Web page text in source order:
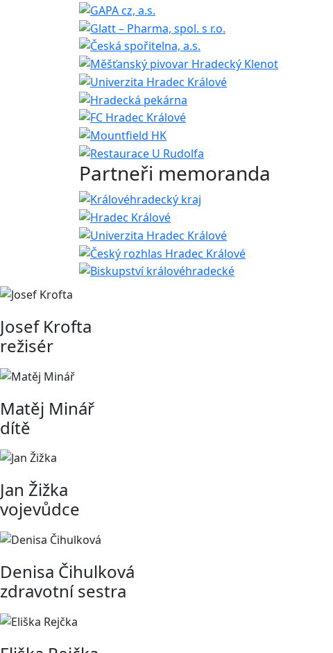
Partneři memoranda
Josef Krofta
režisér
Matěj Minář
dítě
Jan Žižka
vojevůdce
Denisa Čihulková
zdravotní sestra